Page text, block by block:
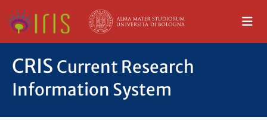
CRIS Current Research
Information System